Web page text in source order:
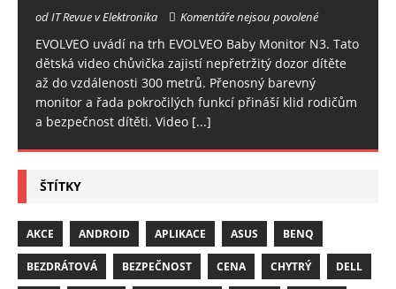
od IT Revue v Elektronika Komentáře nejsou povolené
EVOLVEO uvádí na trh EVOLVEO Baby Monitor N3. Tato
dětská video chůvička zajistí nepřetržitý dozor dítěte
až do vzdálenosti 300 metrů. Přenosný barevný
monitor a řada pokročilých funkcí přináší klid rodičům
a bezpečnost dítěti. Video [...]
ŠTÍTKY
AKCE ANDROID APLIKACE ASUS BENQ
BEZDRÁTOVÁ BEZPEČNOST CENA CHYTRÝ DELL